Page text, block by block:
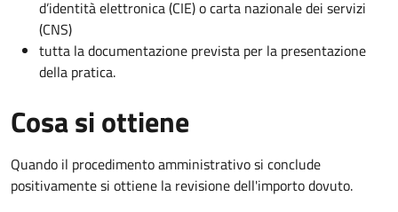
d’identità elettronica (CIE) o carta nazionale dei servizi
(CNS)
tutta la documentazione prevista per la presentazione
della pratica.
Cosa si ottiene
Quando il procedimento amministrativo si conclude
positivamente si ottiene la revisione dell'importo dovuto.